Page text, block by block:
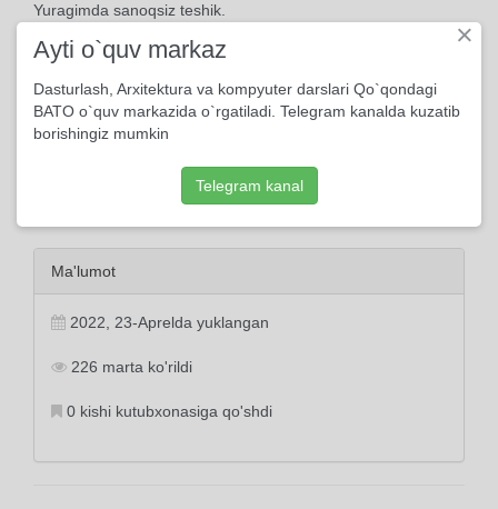
Yuragimda sanoqsiz teshik.
Ma'lumot
2022, 23-Aprelda yuklangan
226 marta ko'rildi
0 kishi kutubxonasiga qo'shdi
×
Ayti o`quv markaz
Dasturlash, Arxitektura va kompyuter darslari Qo`qondagi
BATO o`quv markazida o`rgatiladi. Telegram kanalda kuzatib
borishingiz mumkin
Telegram kanal